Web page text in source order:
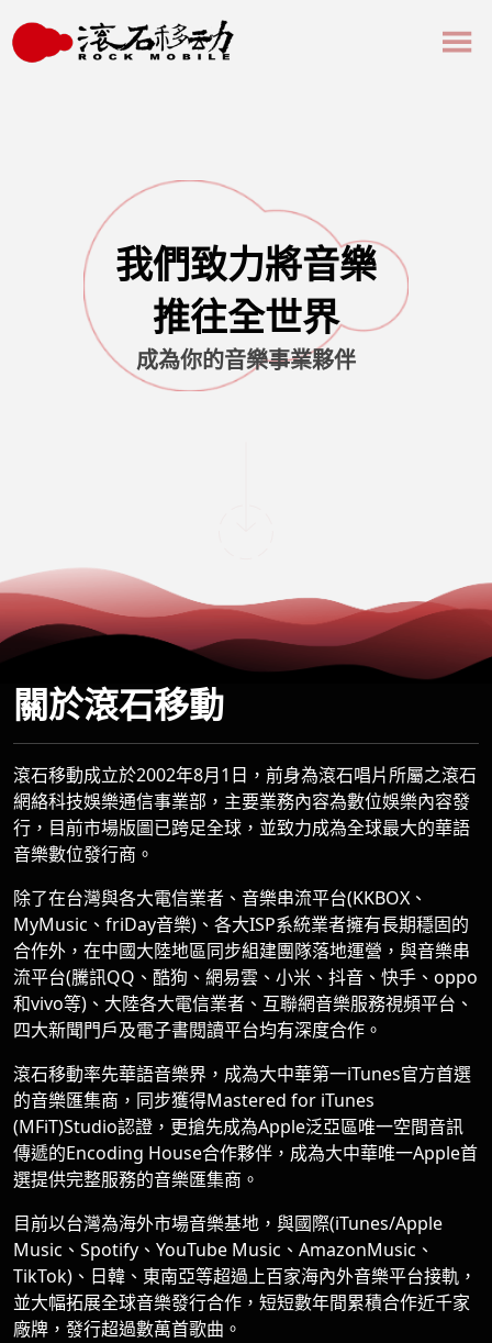
我們致力將音樂
推往全世界
成為你的音樂事業夥伴
關於滾石移動
滾石移動成立於2002年8月1日，前身為滾石唱片所屬之滾石
網絡科技娛樂通信事業部，主要業務內容為數位娛樂內容發
行，目前市場版圖已跨足全球，並致力成為全球最大的華語
音樂數位發行商。
除了在台灣與各大電信業者、音樂串流平台(KKBOX、
MyMusic、friDay音樂)、各大ISP系統業者擁有長期穩固的
合作外，在中國大陸地區同步組建團隊落地運營，與音樂串
流平台(騰訊QQ、酷狗、網易雲、小米、抖音、快手、oppo
和vivo等)、大陸各大電信業者、互聯網音樂服務視頻平台、
四大新聞門戶及電子書閱讀平台均有深度合作。
滾石移動率先華語音樂界，成為大中華第一iTunes官方首選
的音樂匯集商，同步獲得Mastered for iTunes
(MFiT)Studio認證，更搶先成為Apple泛亞區唯一空間音訊
傳遞的Encoding House合作夥伴，成為大中華唯一Apple首
選提供完整服務的音樂匯集商。
目前以台灣為海外市場音樂基地，與國際(iTunes/Apple
Music、Spotify、YouTube Music、AmazonMusic、
TikTok)、日韓、東南亞等超過上百家海內外音樂平台接軌，
並大幅拓展全球音樂發行合作，短短數年間累積合作近千家
廠牌，發行超過數萬首歌曲。